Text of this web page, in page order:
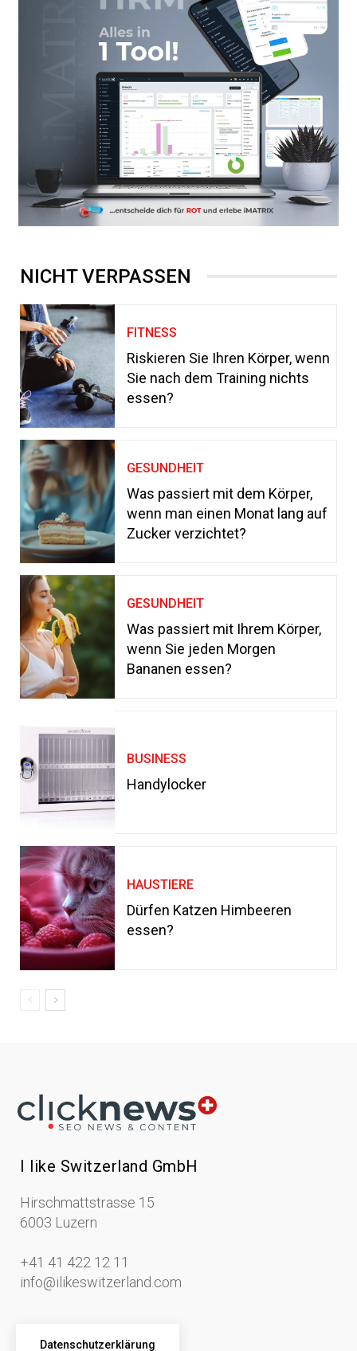
NICHT VERPASSEN
FITNESS
Riskieren Sie Ihren Körper, wenn
Sie nach dem Training nichts
essen?
GESUNDHEIT
Was passiert mit dem Körper,
wenn man einen Monat lang auf
Zucker verzichtet?
GESUNDHEIT
Was passiert mit Ihrem Körper,
wenn Sie jeden Morgen
Bananen essen?
BUSINESS
Handylocker
HAUSTIERE
Dürfen Katzen Himbeeren
essen?
I like Switzerland GmbH
Hirschmattstrasse 15
6003 Luzern
+41 41 422 12 11
info@ilikeswitzerland.com
Datenschutzerklärung